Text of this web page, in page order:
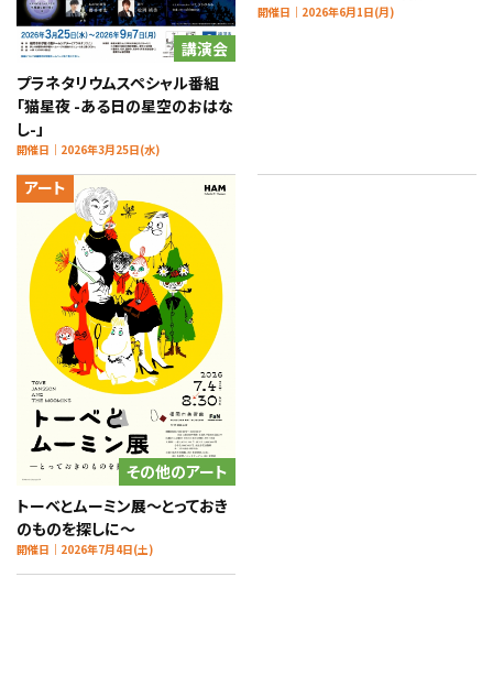
講演会
プラネタリウムスペシャル番組
「猫星夜 -ある日の星空のおはな
し-」
開催日｜2026年3月25日(水)
開催日｜2026年6月1日(月)
アート
その他のアート
トーベとムーミン展～とっておき
のものを探しに～
開催日｜2026年7月4日(土)